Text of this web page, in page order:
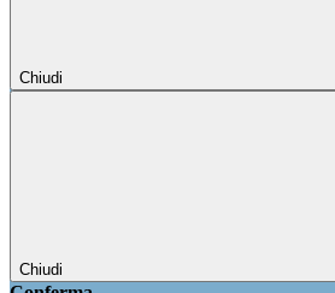
Chiudi
Chiudi